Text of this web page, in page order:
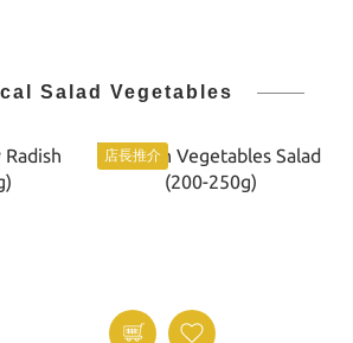
Salad Vegetables
店長推介